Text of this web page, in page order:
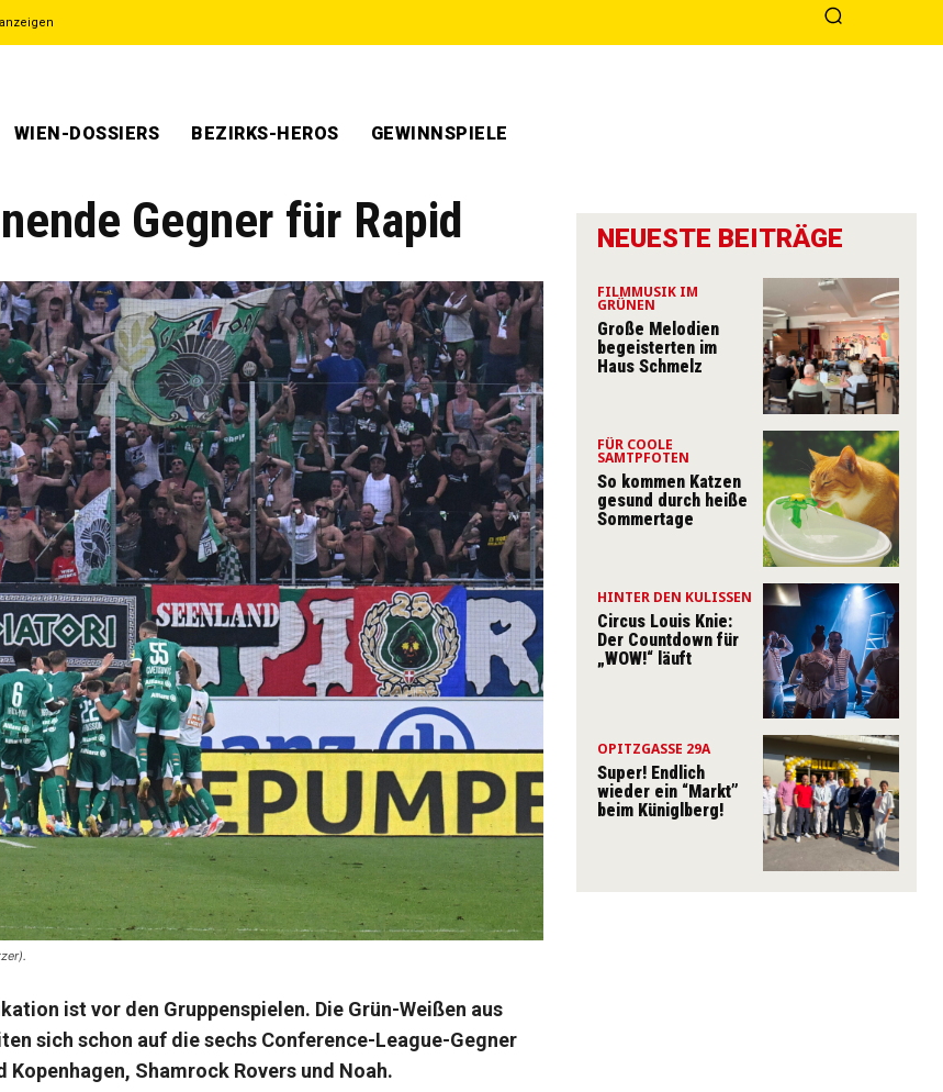
WIEN-DOSSIERS BEZIRKS-HEROS GEWINNSPIELE
Gegner für Rapid
ist vor den Gruppenspielen. Die Grün-Weißen aus
sich schon auf die sechs Conference-League-Gegner
Kopenhagen, Shamrock Rovers und Noah.
NEUESTE BEITRÄGE
FILMMUSIK IM
GRÜNEN
Große Melodien
begeisterten im
Haus Schmelz
FÜR COOLE
SAMTPFOTEN
So kommen Katzen
gesund durch heiße
Sommertage
HINTER DEN KULISSEN
Circus Louis Knie:
Der Countdown für
„WOW!“ läuft
OPITZGASSE 29A
Super! Endlich
wieder ein “Markt”
beim Küniglberg!